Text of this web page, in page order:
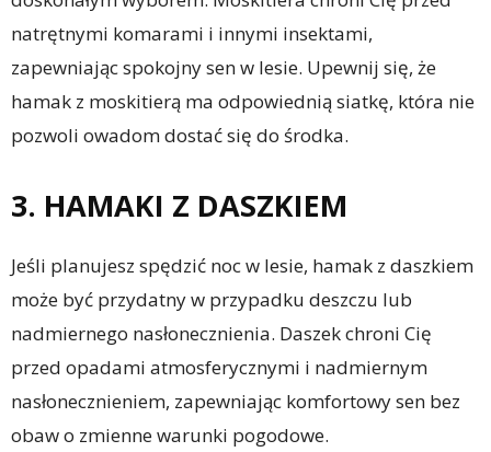
natrętnymi komarami i innymi insektami,
zapewniając spokojny sen w lesie. Upewnij się, że
hamak z moskitierą ma odpowiednią siatkę, która nie
pozwoli owadom dostać się do środka.
3. HAMAKI Z DASZKIEM
Jeśli planujesz spędzić noc w lesie, hamak z daszkiem
może być przydatny w przypadku deszczu lub
nadmiernego nasłonecznienia. Daszek chroni Cię
przed opadami atmosferycznymi i nadmiernym
nasłonecznieniem, zapewniając komfortowy sen bez
obaw o zmienne warunki pogodowe.